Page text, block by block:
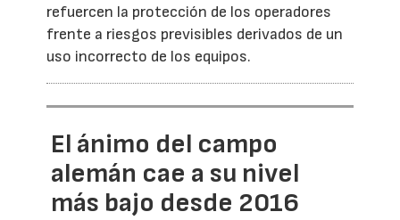
refuercen la protección de los operadores
frente a riesgos previsibles derivados de un
uso incorrecto de los equipos.
El ánimo del campo
alemán cae a su nivel
más bajo desde 2016